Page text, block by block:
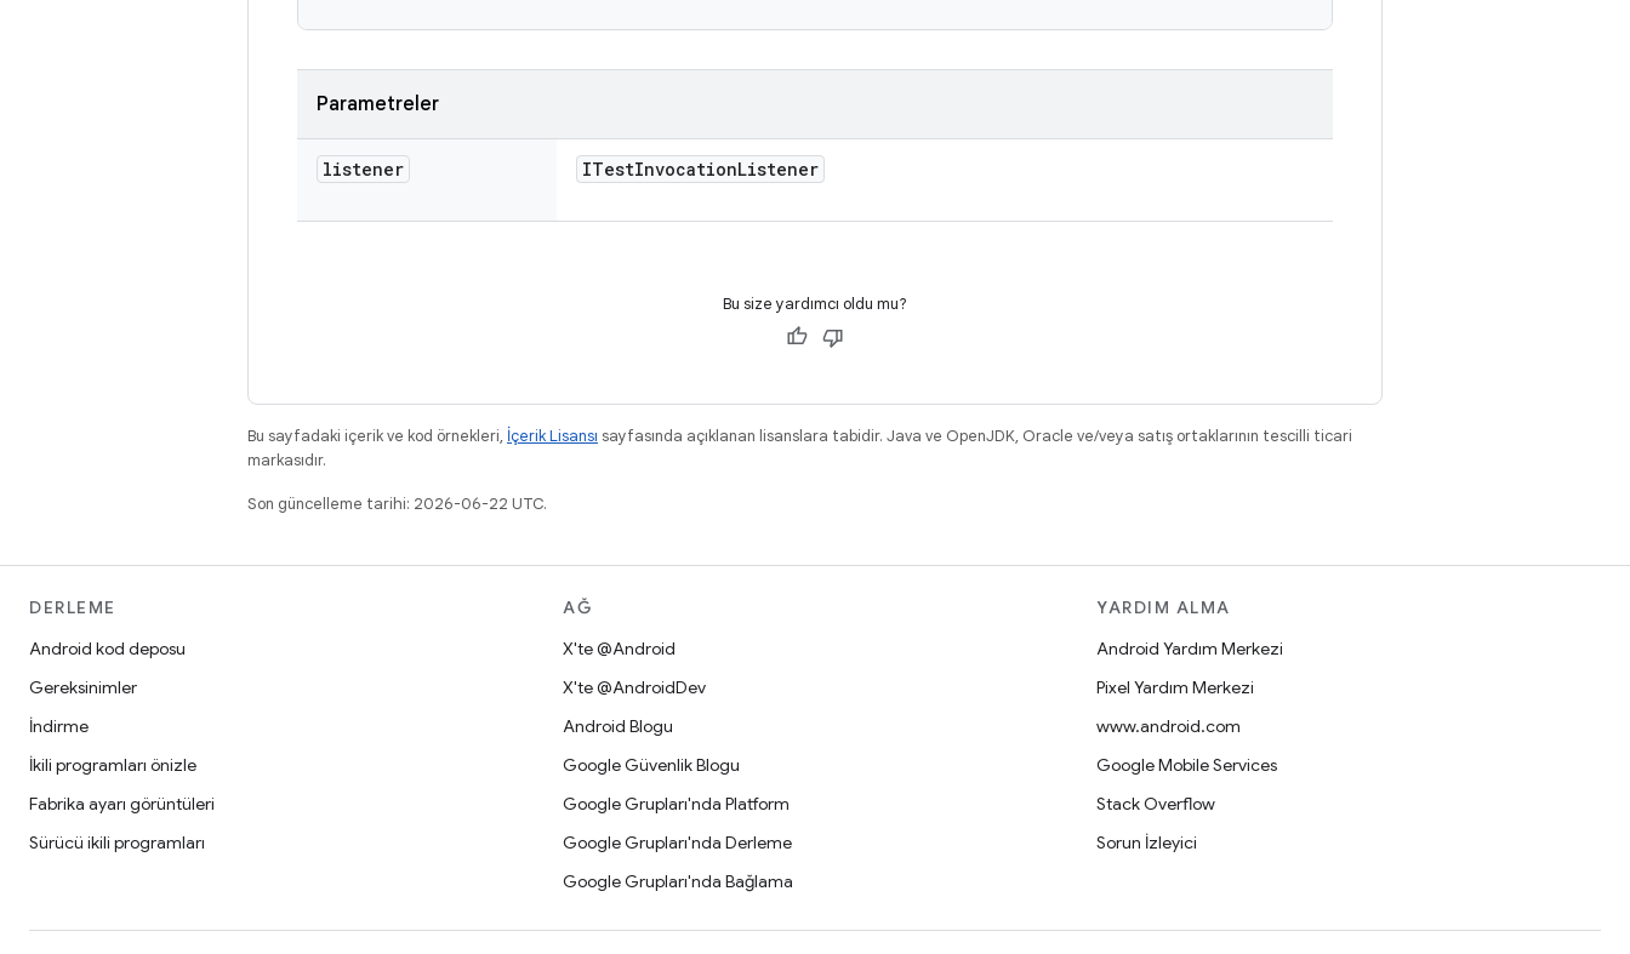
Parametreler
listener ITestInvocationListener
Bu size yardımcı oldu mu?
Bu sayfadaki içerik ve kod örnekleri, İçerik Lisansı sayfasında açıklanan lisanslara tabidir. Java ve OpenJDK, Oracle ve/veya satış ortaklarının tescilli ticari
markasıdır.
Son güncelleme tarihi: 2026-06-22 UTC.
DERLEME
Android kod deposu
Gereksinimler
İndirme
İkili programları önizle
Fabrika ayarı görüntüleri
Sürücü ikili programları
AĞ
X'te @Android
X'te @AndroidDev
Android Blogu
Google Güvenlik Blogu
Google Grupları'nda Platform
Google Grupları'nda Derleme
Google Grupları'nda Bağlama
YARDIM ALMA
Android Yardım Merkezi
Pixel Yardım Merkezi
www.android.com
Google Mobile Services
Stack Overflow
Sorun İzleyici